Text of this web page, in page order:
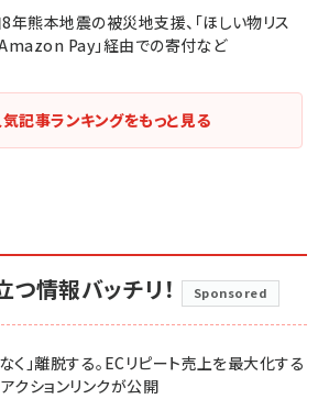
熊本地震の被災地支援、「ほしい物リス
Amazon Pay」経由での寄付など
記事ランキングをもっと見る
情報バッチリ！ Sponsored
く」離脱する。ECリピート売上を最大化する
クションリンクが公開